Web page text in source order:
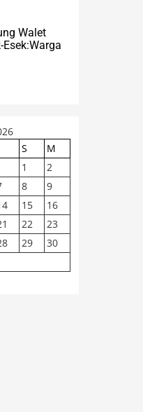
Walet
S
M
1
2
8
9
15
16
22
23
29
30